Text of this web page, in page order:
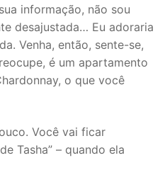
informação, não sou
desajustada… Eu adoraria
Venha, então, sente-se,
é um apartamento
o que você
Você vai ficar
Tasha” – quando ela